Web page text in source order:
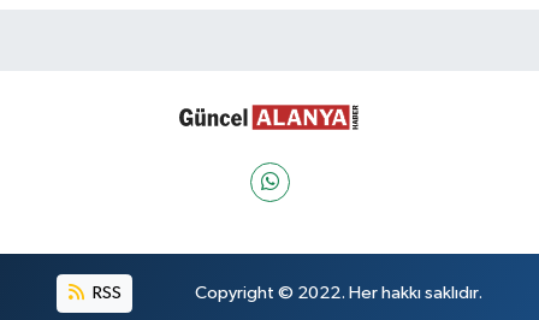
RSS Copyright © 2022. Her hakkı saklıdır.